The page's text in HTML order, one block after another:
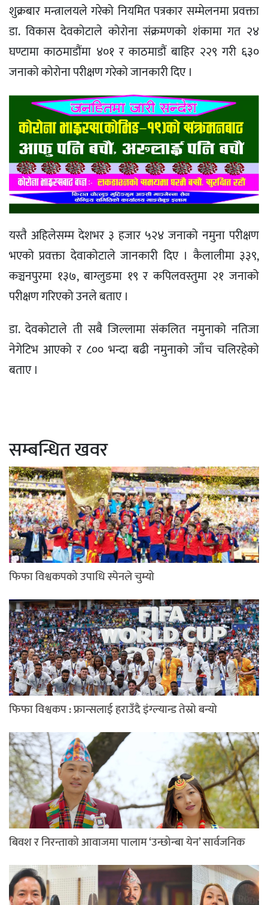
शुक्रबार मन्त्रालयले गरेको नियमित पत्रकार सम्मेलनमा प्रवक्ता
डा. विकास देवकोटाले कोरोना संक्रमणको शंकामा गत २४
घण्टामा काठमाडौंमा ४०१ र काठमाडौं बाहिर २२९ गरी ६३०
जनाको कोरोना परीक्षण गरेको जानकारी दिए ।
यस्तै अहिलेसम्म देशभर ३ हजार ५२४ जनाको नमुना परीक्षण
भएको प्रवक्ता देवाकोटाले जानकारी दिए । कैलालीमा ३३९,
कञ्चनपुरमा १३७, बाग्लुङमा १९ र कपिलवस्तुमा २१ जनाको
परीक्षण गरिएको उनले बताए ।
डा. देवकोटाले ती सबै जिल्लामा संकलित नमुनाको नतिजा
नेगेटिभ आएको र ८०० भन्दा बढी नमुनाको जाँच चलिरहेको
बताए ।
सम्बन्धित खवर
फिफा विश्वकपको उपाधि स्पेनले चुम्यो
फिफा विश्वकप : फ्रान्सलाई हराउँदै इंग्ल्यान्ड तेस्रो बन्यो
बिवश र निरन्ताको आवाजमा पालाम ‘उन्छोन्बा येन’ सार्वजनिक